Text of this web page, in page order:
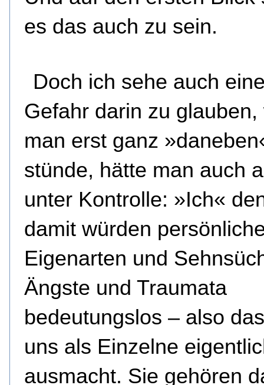
es das auch zu sein.
Doch ich sehe auch
Gefahr darin zu glauben,
man erst ganz
stünde, hätte man auch
unter Kontrolle: »Ich«
damit würden
Eigenarten und
Ängste und Traumata
bedeutungslos – also
uns als Einzelne
ausmacht. Sie gehören